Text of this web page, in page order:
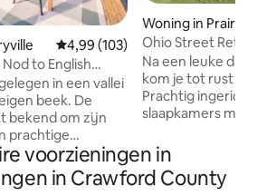
Gemiddelde beoordeling van
4,99 (103)
to English
in een vallei
beek. De
bekend om zijn
prachtige
onlangs
in schril
eromheen.
Woning in Prairie
Ohio Street
massagestoel,
Na een leuke dag
kom je tot rust in
Prachtig ingericht
slaapkamers met
wasmachine/
van 5'. Wij
kook-/bakartikelen/
voorzieningen in
in Crawford County